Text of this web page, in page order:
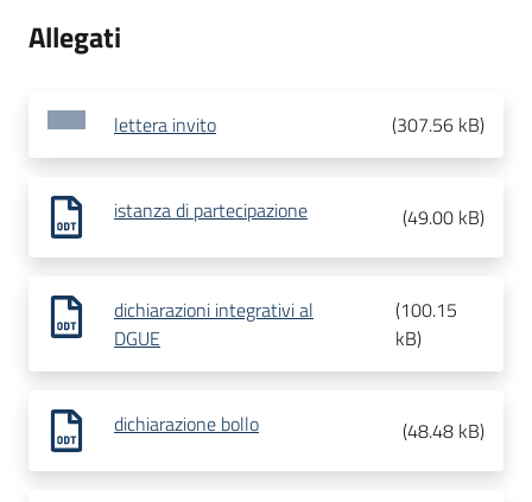
Allegati
lettera invito (307.56 kB)
istanza di partecipazione (49.00 kB)
dichiarazioni integrativi al
DGUE
(100.15
kB)
dichiarazione bollo (48.48 kB)